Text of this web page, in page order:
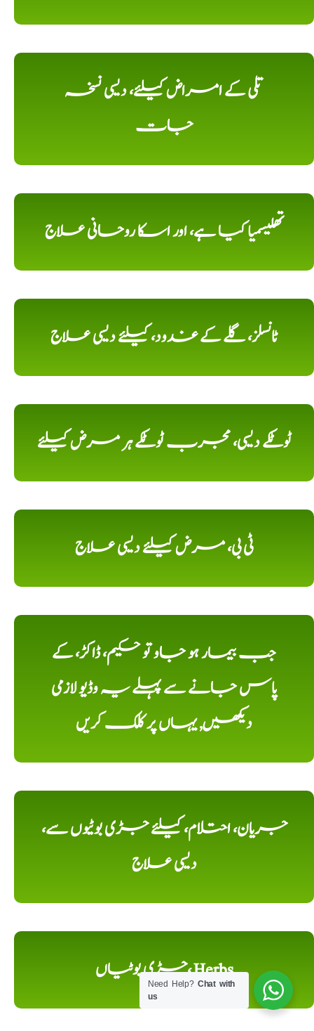
تلی کے امراض کیلئے، دیسی نسخہ
جات
تھلیسمیا کیا ہے، اور اسکا روحانی علاج
ٹانسلز، گلے کے غدود، کیلئے دیسی علاج
ٹوٹکے دیسی، مجرب ٹوٹکے ہر مرض کیلئے
ٹی بی، مرض کیلئے دیسی علاج
جب بیمار ہو جاو تو حکیم، ڈاکڑ، کے
پاس جانے سے پہلے یہ وڈیو لازمی
دیکھیں, یہاں پر کلک کریں
جریان، احتلام، کیلئے جڑی بوٹیوں سے،
دیسی علاج
جڑی بوٹیاں، Herbs
Need Help?Chat with
us